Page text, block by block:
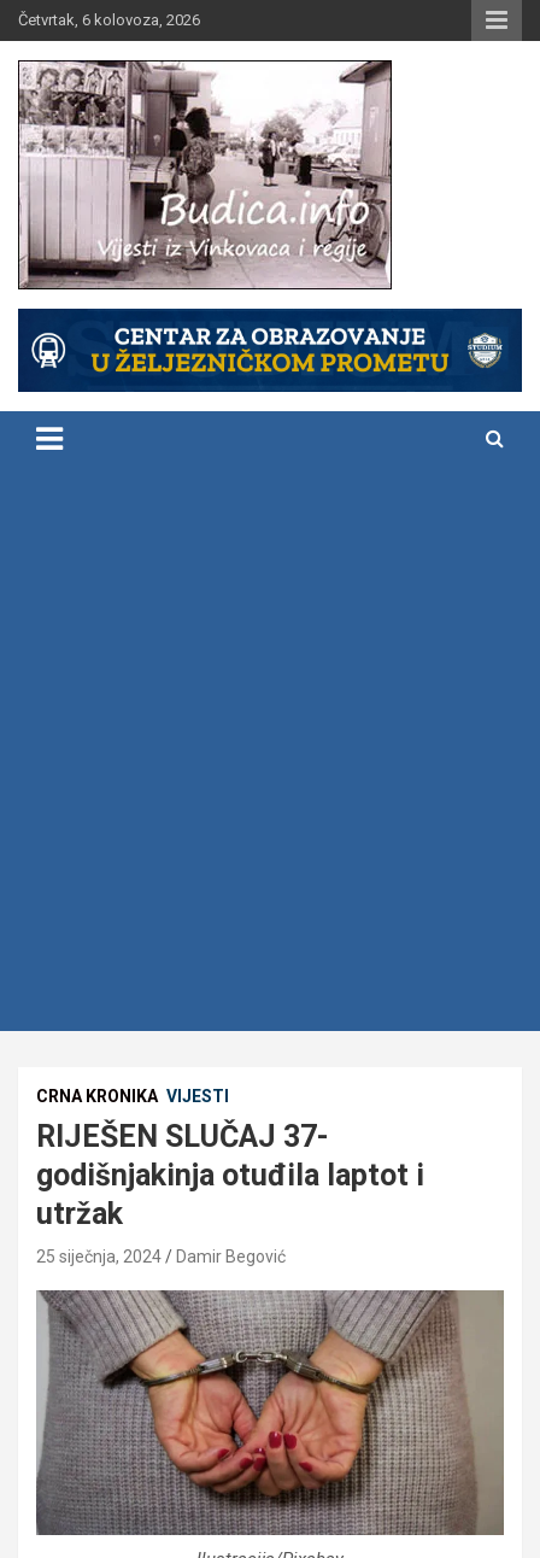
Skip
to
content
Četvrtak, 6 kolovoza, 2026
Budica.info
CRNA KRONIKA VIJESTI
RIJEŠEN SLUČAJ 37-
godišnjakinja otuđila laptot i
utržak
25 siječnja, 2024 Damir Begović